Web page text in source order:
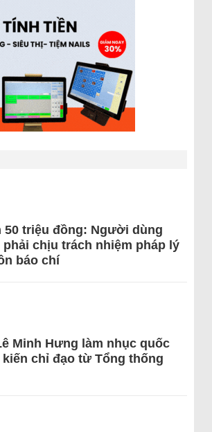
50 triệu đồng: Người dùng
phải chịu trách nhiệm pháp lý
báo chí
Minh Hưng làm nhục quốc
chỉ đạo từ Tổng thống